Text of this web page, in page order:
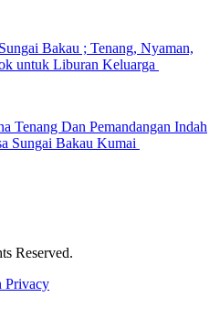
Bakau ; Tenang, Nyaman,
untuk Liburan Keluarga
Tenang Dan Pemandangan Indah
Sungai Bakau Kumai
Reserved.
Privacy